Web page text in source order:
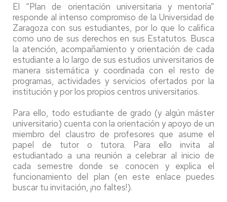
El “Plan de orientación universitaria y mentoría”
responde al intenso compromiso de la Universidad de
Zaragoza con sus estudiantes, por lo que lo califica
como uno de sus derechos en sus Estatutos. Busca
la atención, acompañamiento y orientación de cada
estudiante a lo largo de sus estudios universitarios de
manera sistemática y coordinada con el resto de
programas, actividades y servicios ofertados por la
institución y por los propios centros universitarios.
Para ello, todo estudiante de grado (y algún máster
universitario) cuenta con la orientación y apoyo de un
miembro del claustro de profesores que asume el
papel de tutor o tutora. Para ello invita al
estudiantado a una reunión a celebrar al inicio de
cada semestre donde se conocen y explica el
funcionamiento del plan (en este enlace puedes
buscar tu invitación, ¡no faltes!).